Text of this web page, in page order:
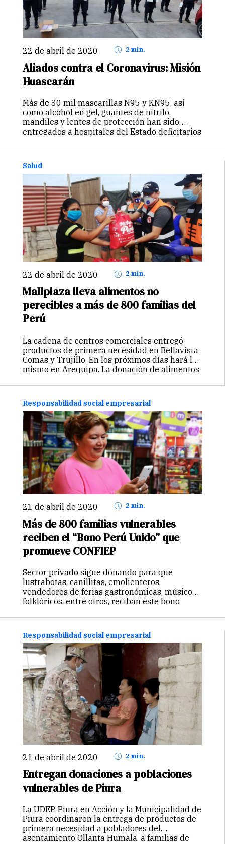
22 de abril de 2020 2 min.
Aliados contra el Coronavirus: Misión
Huascarán
Más de 30 mil mascarillas N95 y KN95, así́
como alcohol en gel, guantes de nitrilo,
mandiles y lentes de protección han sido
entregados a hospitales del Estado deficitarios
de Covid-19 en…Continuar
Salud
22 de abril de 2020 2 min.
Mallplaza lleva alimentos no
perecibles a más de 800 familias del
Perú
La cadena de centros comerciales entregó
productos de primera necesidad en Bellavista,
Comas y Trujillo. En los próximos días hará lo
mismo en Arequipa. La donación de alimentos
empresa con las comunidades vecinas…
Continuar
Responsabilidad social empresarial
21 de abril de 2020 2 min.
Más de 800 familias vulnerables
reciben el “Bono Perú Unido” que
promueve CONFIEP
Sector privado sigue donando para que
lustrabotas, canillitas, emolienteros,
vendedores de ferias gastronómicas, músicos
folklóricos, entre otros, reciban este bono
tener una cuenta bancaria ni hacer colas en
los bancos para cobrar el dinero.…
Responsabilidad social empresarial
21 de abril de 2020 2 min.
Entregan donaciones a poblaciones
vulnerables de Piura
La UDEP, Piura en Acción y la Municipalidad de
Piura coordinaron la entrega de productos de
primera necesidad a pobladores del
asentamiento Ollanta Humala, a familias de